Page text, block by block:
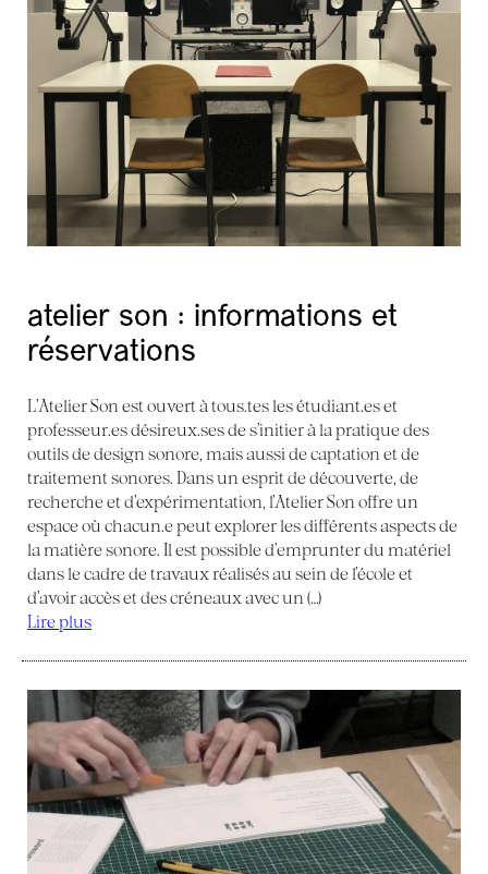
atelier son : informations et
réservations
L’Atelier Son est ouvert à tous.tes les étudiant.es et
professeur.es désireux.ses de s’initier à la pratique des
outils de design sonore, mais aussi de captation et de
traitement sonores. Dans un esprit de découverte, de
recherche et d’expérimentation, l’Atelier Son offre un
espace où chacun.e peut explorer les différents aspects de
la matière sonore. Il est possible d’emprunter du matériel
dans le cadre de travaux réalisés au sein de l’école et
d’avoir accès et des créneaux avec un (…)
Lire plus